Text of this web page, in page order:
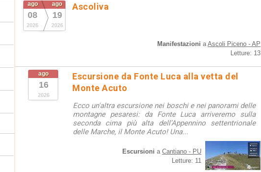
ago
08
2026
ago
19
2026
Ascoliva
Manifestazioni aAscoli Piceno - AP
Letture: 13
ago
16
2026
Escursione da Fonte Luca alla vetta del
Monte Acuto
Ecco un'altra escursione nei boschi e nei panorami delle
montagne pesaresi: da Fonte Luca arriveremo sulla
seconda cima più alta dell’Appennino settentrionale
delle Marche, il Monte Acuto! Una...
Escursioni a Cantiano - PU
Letture: 11